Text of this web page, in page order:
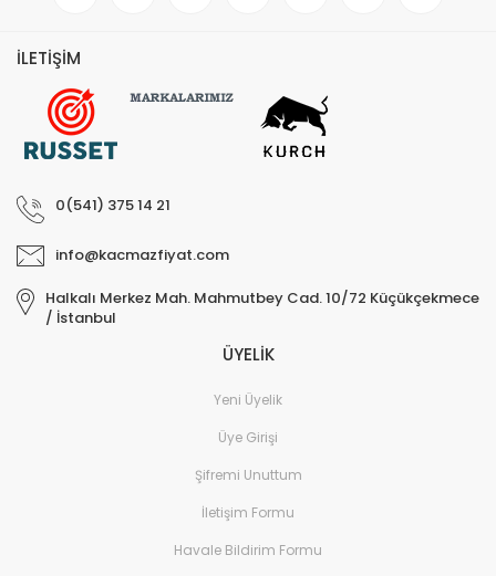
İLETİŞİM
0(541) 375 14 21
info@kacmazfiyat.com
Halkalı Merkez Mah. Mahmutbey Cad. 10/72 Küçükçekmece
/ İstanbul
ÜYELİK
Yeni Üyelik
Üye Girişi
Şifremi Unuttum
İletişim Formu
Havale Bildirim Formu